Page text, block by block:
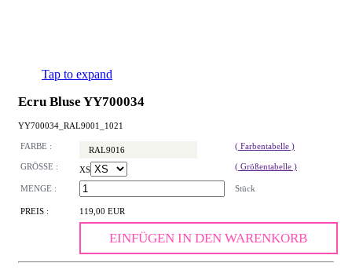
Tap to expand
Ecru Bluse YY700034
YY700034_RAL9001_1021
FARBE : RAL9016 ( Farbentabelle )
GRÖSSE : XS ( Größentabelle )
MENGE : Stück
PREIS : 119,00 EUR
EINFÜGEN IN DEN WARENKORB